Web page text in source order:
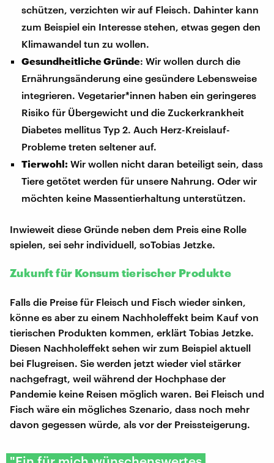
schützen, verzichten wir auf Fleisch. Dahinter kann
zum Beispiel ein Interesse stehen, etwas gegen den
Klimawandel tun zu wollen.
Gesundheitliche Gründe: Wir wollen durch die
Ernährungsänderung eine gesündere Lebensweise
integrieren. Vegetarier*innen haben ein geringeres
Risiko für Übergewicht und die Zuckerkrankheit
Diabetes mellitus Typ 2. Auch Herz-Kreislauf-
Probleme treten seltener auf.
Tierwohl: Wir wollen nicht daran beteiligt sein, dass
Tiere getötet werden für unsere Nahrung. Oder wir
möchten keine Massentierhaltung unterstützen.
Inwieweit diese Gründe neben dem Preis eine Rolle
spielen, sei sehr individuell, soTobias Jetzke.
Zukunft für Konsum tierischer Produkte
Falls die Preise für Fleisch und Fisch wieder sinken,
könne es aber zu einem Nachholeffekt beim Kauf von
tierischen Produkten kommen, erklärt Tobias Jetzke.
Diesen Nachholeffekt sehen wir zum Beispiel aktuell
bei Flugreisen. Sie werden jetzt wieder viel stärker
nachgefragt, weil während der Hochphase der
Pandemie keine Reisen möglich waren. Bei Fleisch und
Fisch wäre ein mögliches Szenario, dass noch mehr
davon gegessen würde, als vor der Preissteigerung.